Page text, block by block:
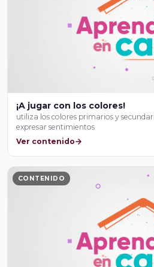
¡A jugar con los colores!
utiliza los colores primarios y
expresar sentimientos
Ver contenido
CONTENIDO